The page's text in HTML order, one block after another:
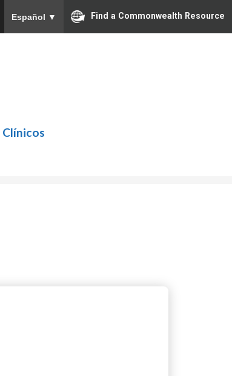
Español ▼ Find a Commonwealth Resource
Clínicos